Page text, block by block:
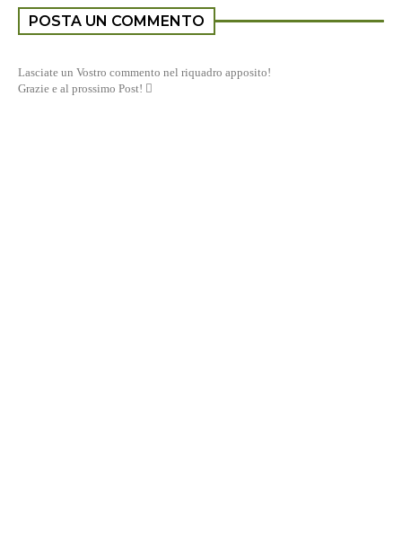
POSTA UN COMMENTO
Lasciate un Vostro commento nel riquadro apposito!
Grazie e al prossimo Post! 